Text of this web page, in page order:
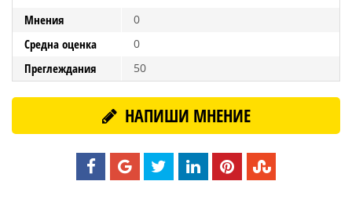
Мнения 0
Средна оценка 0
Преглеждания 50
НАПИШИ МНЕНИЕ